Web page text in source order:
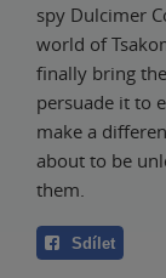
spy Dulcimer
world of
finally bring
persuade it to
make a
about to be
them.
Sdílet